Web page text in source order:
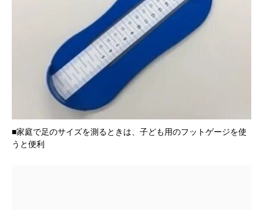
■家庭で足のサイズを測るときは、子ども用のフットゲージを使
うと便利